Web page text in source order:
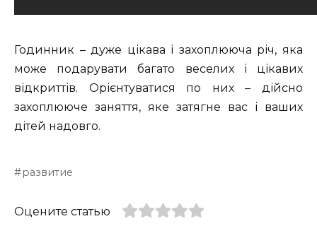
Годинник – дуже цікава і захоплююча річ, яка
може подарувати багато веселих і цікавих
відкриттів. Орієнтуватися по них – дійсно
захоплююче заняття, яке затягне вас і ваших
дітей надовго.
развитие
Оцените статью